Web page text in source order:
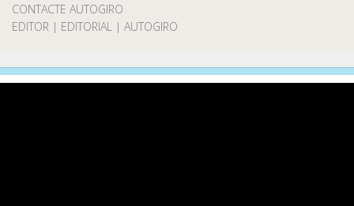
CONTACTE AUTOGIRO
EDITOR | EDITORIAL | AUTOGIRO